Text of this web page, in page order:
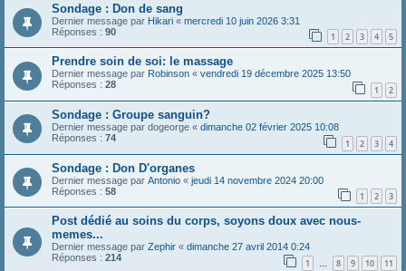
Sondage : Don de sang
Dernier message par Hikari « mercredi 10 juin 2026 3:31
Réponses : 90 1 2 3 4 5
Prendre soin de soi: le massage
Dernier message par Robinson « vendredi 19 décembre 2025 13:50
Réponses : 28 1 2
Sondage : Groupe sanguin?
Dernier message par dogeorge « dimanche 02 février 2025 10:08
Réponses : 74 1 2 3 4
Sondage : Don D'organes
Dernier message par Antonio « jeudi 14 novembre 2024 20:00
Réponses : 58 1 2 3
Post dédié au soins du corps, soyons doux avec nous-
memes...
Dernier message par Zephir « dimanche 27 avril 2014 0:24
Réponses : 214 1 … 8 9 10 11